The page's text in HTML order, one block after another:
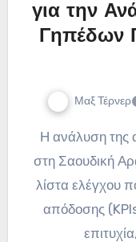
για την
Γηπέδων
Μαξ Τέρνερ
Η ανάλυση της απόδοσης των γηπέδων γκολφ
στη Σαουδική
λίστα ελέγχου
απόδοσης